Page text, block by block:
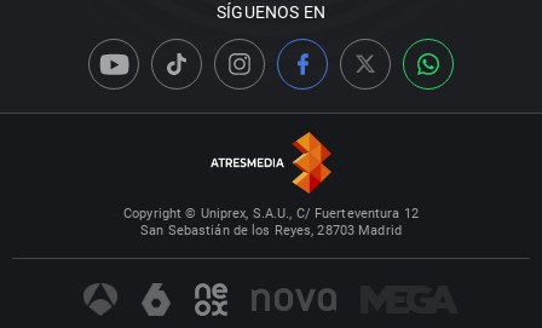
SÍGUENOS EN
Copyright © Uniprex, S.A.U., C/ Fuerteventura 12
San Sebastián de los Reyes, 28703 Madrid